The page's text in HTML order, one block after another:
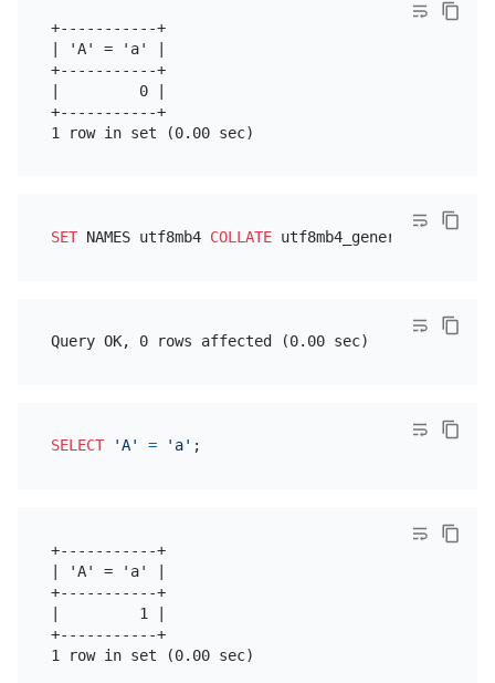
+-----------+
| 'A' = 'a' |
+-----------+
|         0 |
+-----------+
SET NAMES utf8mb4 COLLATE
SELECT 'A' = 'a'
+-----------+
| 'A' = 'a' |
+-----------+
|         1 |
+-----------+